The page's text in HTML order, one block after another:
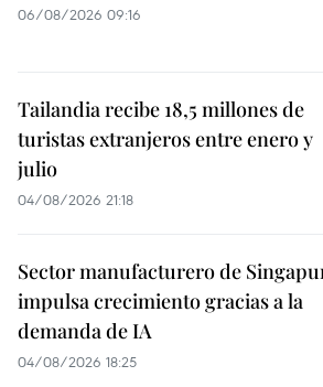
06/08/2026 09:16
Tailandia recibe 18,5 millones de
turistas extranjeros entre enero y
julio
04/08/2026 21:18
Sector manufacturero de
impulsa crecimiento gracias a la
demanda de IA
04/08/2026 18:25